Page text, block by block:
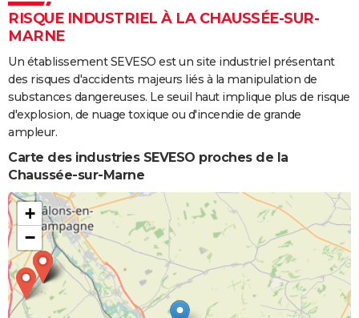
RISQUE INDUSTRIEL À LA CHAUSSÉE-SUR-
MARNE
Un établissement SEVESO est un site industriel présentant
des risques d'accidents majeurs liés à la manipulation de
substances dangereuses. Le seuil haut implique plus de risque
d'explosion, de nuage toxique ou d'incendie de grande
ampleur.
Carte des industries SEVESO proches de la
Chaussée-sur-Marne
+
−